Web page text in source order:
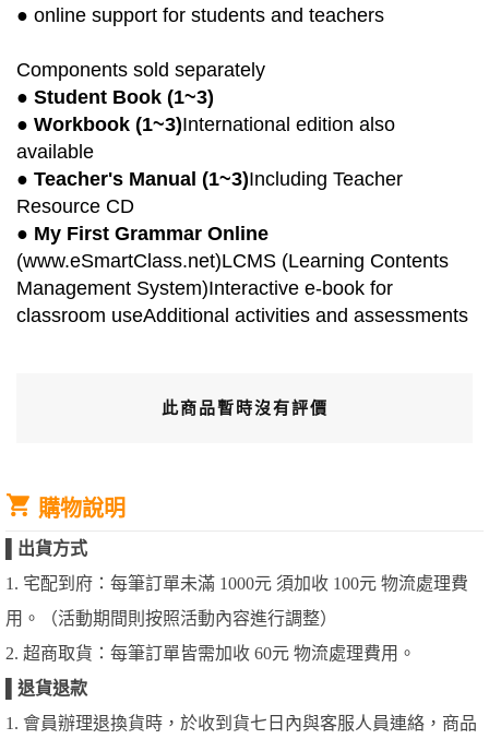
● online support for students and teachers
Components sold separately
● Student Book (1~3)
● Workbook (1~3)International edition also
available
● Teacher's Manual (1~3)Including Teacher
Resource CD
● My First Grammar Online
(www.eSmartClass.net)LCMS (Learning Contents
Management System)Interactive e-book for
classroom useAdditional activities and assessments
此商品暫時沒有評價
購物說明
出貨方式
1. 宅配到府：每筆訂單未滿 1000元 須加收 100元 物流處理費
用。（活動期間則按照活動內容進行調整）
2. 超商取貨：每筆訂單皆需加收 60元 物流處理費用。
退貨退款
1. 會員辦理退換貨時，於收到貨七日內與客服人員連絡，商品